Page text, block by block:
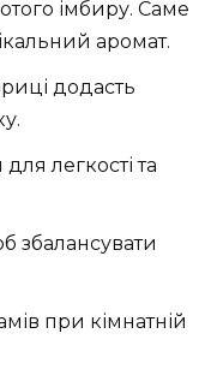
імбиру. Саме
аромат.
додасть
легкості та
збалансувати
при кімнатній